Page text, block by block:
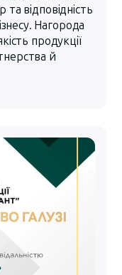
та відповідність
Нагорода
продукції
й